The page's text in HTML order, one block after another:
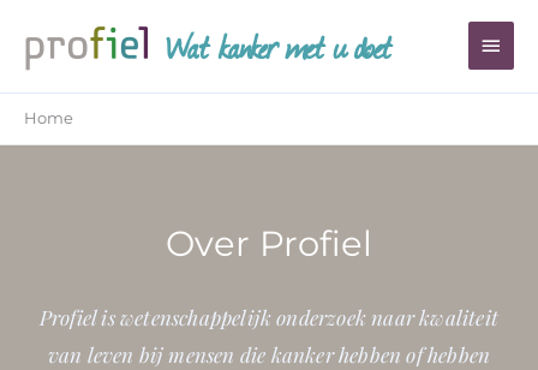
naar
inhoud
Wat kanker met u doet
Home
Over Profiel
Profiel is wetenschappelijk onderzoek naar kwaliteit
van leven bij mensen die kanker hebben of hebben